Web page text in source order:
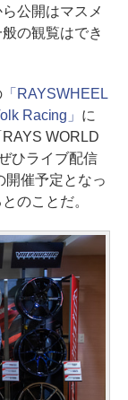
公開はマスメ
の観覧はでき
「RAYSWHEEL
Racing」 に
WORLD
ひライブ配信
開催予定となっ
のことだ。